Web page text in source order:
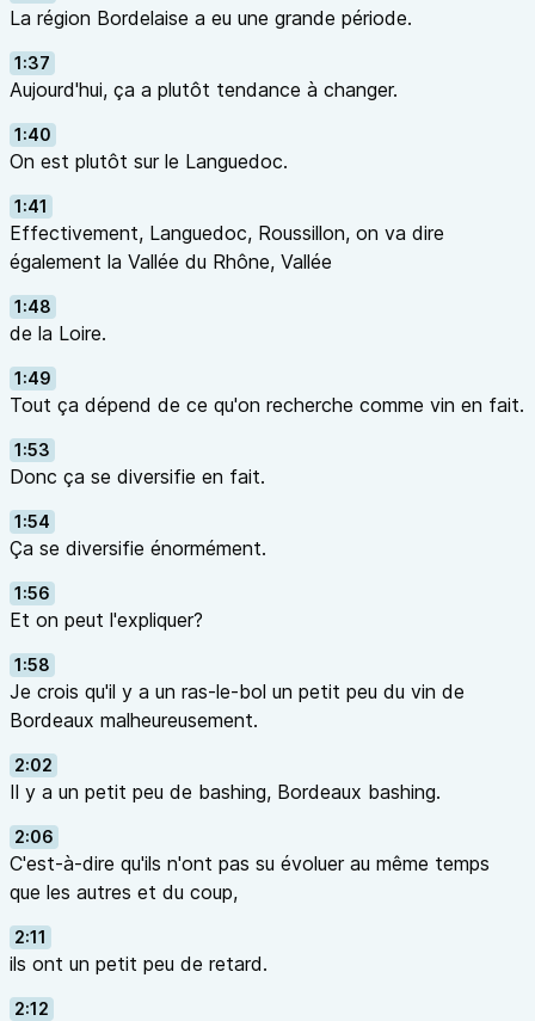
La région Bordelaise a eu une grande période.
1:37
Aujourd'hui, ça a plutôt tendance à changer.
1:40
On est plutôt sur le Languedoc.
1:41
Effectivement, Languedoc, Roussillon, on va dire
également la Vallée du Rhône, Vallée
1:48
de la Loire.
1:49
Tout ça dépend de ce qu'on recherche comme vin en fait.
1:53
Donc ça se diversifie en fait.
1:54
Ça se diversifie énormément.
1:56
Et on peut l'expliquer?
1:58
Je crois qu'il y a un ras-le-bol un petit peu du vin de
Bordeaux malheureusement.
2:02
Il y a un petit peu de bashing, Bordeaux bashing.
2:06
C'est-à-dire qu'ils n'ont pas su évoluer au même temps
que les autres et du coup,
2:11
ils ont un petit peu de retard.
2:12